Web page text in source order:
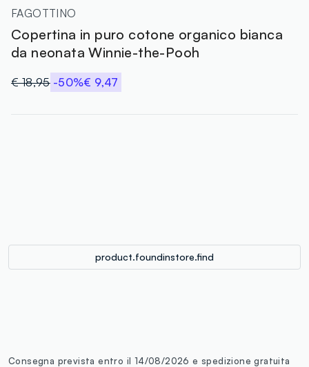
FAGOTTINO
Copertina in puro cotone organico bianca
da neonata Winnie-the-Pooh
€ 18,95 -50%€ 9,47
product.foundinstore.find
Consegna prevista entro il 14/08/2026 e spedizione gratuita